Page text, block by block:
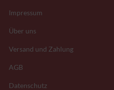
Impressum
Über uns
Versand und Zahlung
AGB
Datenschutz